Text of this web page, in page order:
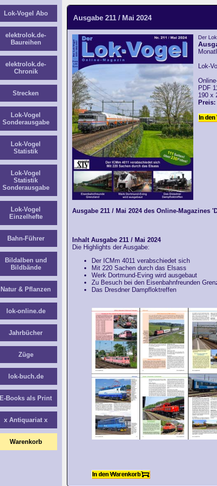
Ausgabe 211 / Mai 2024
Ausgabe 211 / Mai 2024 des Online-Magazines
Inhalt Ausgabe 211 / Mai 2024
Die Highlights der Ausgabe:
Der ICMm 4011 verabschiedet sich
Mit 220 Sachen durch das Elsass
Werk Dortmund-Eving wird ausgebaut
Zu Besuch bei den Eisenbahnfreunden
Das Dresdner Dampfloktreffen
Der
Lok-
PDF
190 x
Lok-Vogel Abo
elektrolok.de-
Baureihen
elektrolok.de-
Chronik
Strecken
Lok-Vogel
Sonderausgabe
Lok-Vogel
Statistik
Lok-Vogel
Statistik
Sonderausgabe
Lok-Vogel
Einzelhefte
Bahn-Führer
Bildalben und
Bildbände
Natur & Pflanzen
lok-online.de
Jahrbücher
Züge
lok-buch.de
E-Books als Print
x Antiquariat x
Warenkorb